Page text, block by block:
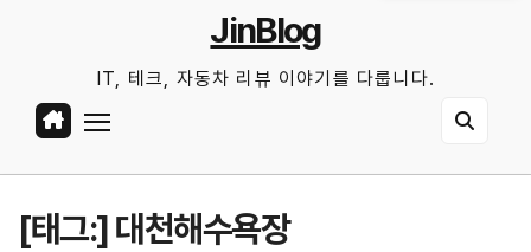
JinBlog
IT, 테크, 자동차 리뷰 이야기를 다룹니다.
[태그:]대천해수욕장